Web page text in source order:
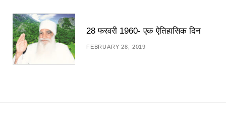
28 फरवरी 1960- एक ऐतिहासिक दिन
FEBRUARY 28, 2019